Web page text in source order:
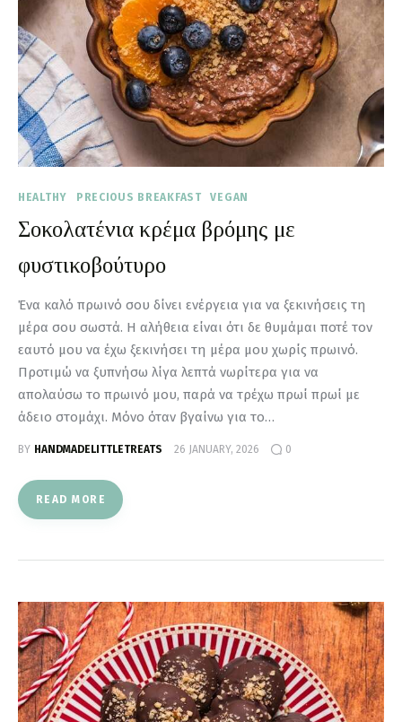
HEALTHY PRECIOUS BREAKFAST VEGAN
Σοκολατένια κρέμα βρόμης με
φυστικοβούτυρο
Ένα καλό πρωινό σου δίνει ενέργεια για να ξεκινήσεις τη
μέρα σου σωστά. Η αλήθεια είναι ότι δε θυμάμαι ποτέ τον
εαυτό μου να έχω ξεκινήσει τη μέρα μου χωρίς πρωινό.
Προτιμώ να ξυπνήσω λίγα λεπτά νωρίτερα για να
απολαύσω το πρωινό μου, παρά να τρέχω πρωί πρωί με
άδειο στομάχι. Μόνο όταν βγαίνω για το…
BY HANDMADELITTLETREATS 26 JANUARY, 2026 0
READ MORE